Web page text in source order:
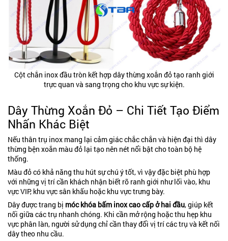
Cột chắn inox đầu tròn kết hợp dây thừng xoắn đỏ tạo ranh giới
trực quan và sang trọng cho khu vực sự kiện.
Dây Thừng Xoắn Đỏ – Chi Tiết Tạo Điểm
Nhấn Khác Biệt
Nếu thân trụ inox mang lại cảm giác chắc chắn và hiện đại thì dây
thừng bện xoắn màu đỏ lại tạo nên nét nổi bật cho toàn bộ hệ
thống.
Màu đỏ có khả năng thu hút sự chú ý tốt, vì vậy đặc biệt phù hợp
với những vị trí cần khách nhận biết rõ ranh giới như lối vào, khu
vực VIP, khu vực sân khấu hoặc khu vực trưng bày.
Dây được trang bị móc khóa bấm inox cao cấp ở hai đầu, giúp kết
nối giữa các trụ nhanh chóng. Khi cần mở rộng hoặc thu hẹp khu
vực phân làn, người sử dụng chỉ cần thay đổi vị trí các trụ và kết nối
dây theo nhu cầu.